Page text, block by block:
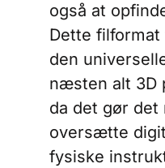
også at
Dette
den
næsten alt 3D
da det gør det
oversætte
fysiske